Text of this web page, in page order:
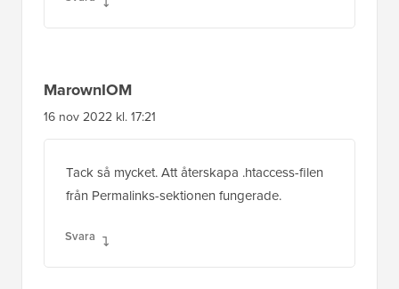
MarownIOM
16 nov 2022 kl. 17:21
Tack så mycket. Att återskapa .htaccess-filen
från Permalinks-sektionen fungerade.
Svara